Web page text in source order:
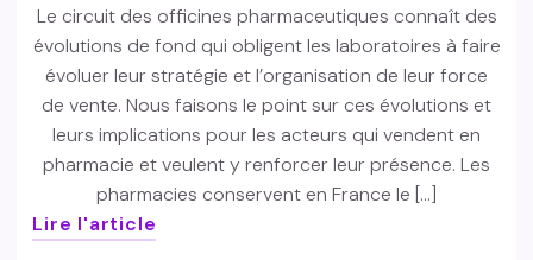
Le circuit des officines pharmaceutiques connaît des
évolutions de fond qui obligent les laboratoires à faire
évoluer leur stratégie et l’organisation de leur force
de vente. Nous faisons le point sur ces évolutions et
leurs implications pour les acteurs qui vendent en
pharmacie et veulent y renforcer leur présence. Les
pharmacies conservent en France le […]
Lire l'article